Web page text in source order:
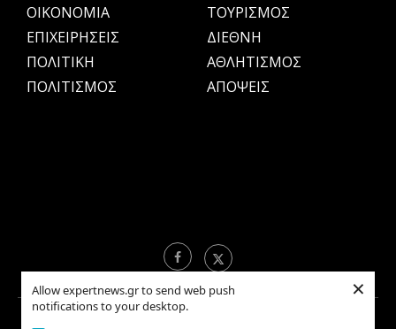
Allow expertnews.gr to send web push
notifications to your desktop.
×
OIKONOMIA
ΕΠΙΧΕΙΡΗΣΕΙΣ
ΠΟΛΙΤΙΚΗ
ΠΟΛΙΤΙΣΜΟΣ
ΤΟΥΡΙΣΜΟΣ
ΔΙΕΘΝΗ
ΑΘΛΗΤΙΣΜΟΣ
ΑΠΟΨΕΙΣ